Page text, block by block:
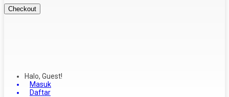
Checkout
Halo, Guest!
Masuk
Daftar